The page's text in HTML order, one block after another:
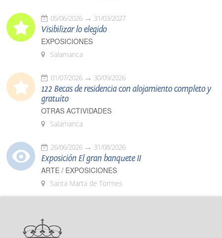
05/06/2026 31/03/2027
Visibilizar lo elegido
EXPOSICIONES
Salamanca
01/07/2026 30/09/2026
122 Becas de residencia con alojamiento completo y
gratuito
OTRAS ACTIVIDADES
Salamanca
26/06/2026 31/08/2026
Exposición El gran banquete II
ARTE / EXPOSICIONES
Santa Marta de Tormes